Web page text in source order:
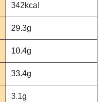
342kcal
29.3g
10.4g
33.4g
3.1g